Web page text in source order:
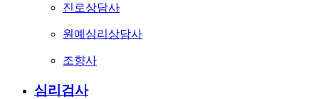
진로상담사
원예심리상담사
조향사
심리검사